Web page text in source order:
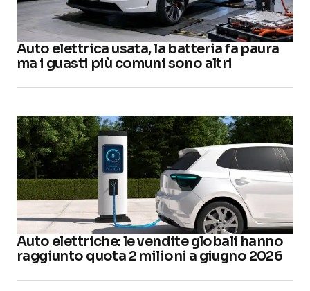
Auto elettrica usata, la batteria fa paura
ma i guasti più comuni sono altri
Auto elettriche: le vendite globali hanno
raggiunto quota 2 milioni a giugno 2026